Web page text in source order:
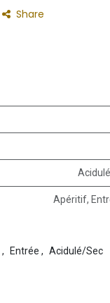
Share
Apéritif,
, Entrée , Acidulé/Sec